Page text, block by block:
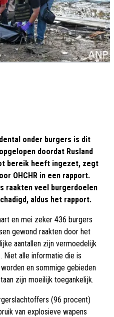
onder burgers is dit
doordat Rusland
bereik heeft ingezet, zegt
OHCHR in een rapport.
raakten veel burgerdoelen
aldus het rapport.
en mei zeker 436 burgers
gewond raakten door het
aantallen zijn vermoedelijk
Niet alle informatie die is
en sommige gebieden
zijn moeilijk toegankelijk.
(96 procent)
van explosieve wapens